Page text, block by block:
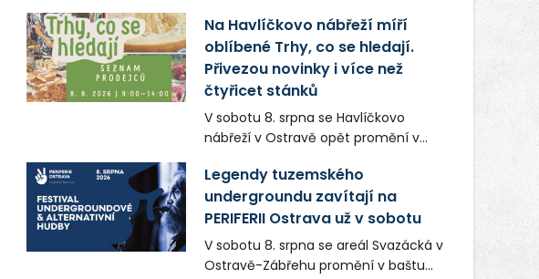
zaměstnavatelem na Karvinsku a
firmou s obrovským potenciálem.
Na Havlíčkovo nábřeží míří
oblíbené Trhy, co se hledají.
Přivezou novinky i více než
čtyřicet stánků
V sobotu 8. srpna se Havlíčkovo
nábřeží v Ostravě opět promění v
lokálních výrobků. Trhy, co se hledají
tentokrát nabídnou více než čtyřicet
pečlivě vybraných stánků s kvalitní
gastronomií, farmářskými produkty,
designem i řemeslnou tvorbou.
Legendy tuzemského
undergroundu zavítají na
PERIFERII Ostrava už v sobotu
V sobotu 8. srpna se areál Svazácká v
Ostravě-Zábřehu promění v baštu